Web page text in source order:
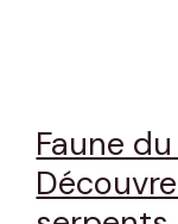
Faune